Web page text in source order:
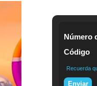
Número
Código
Recuerda